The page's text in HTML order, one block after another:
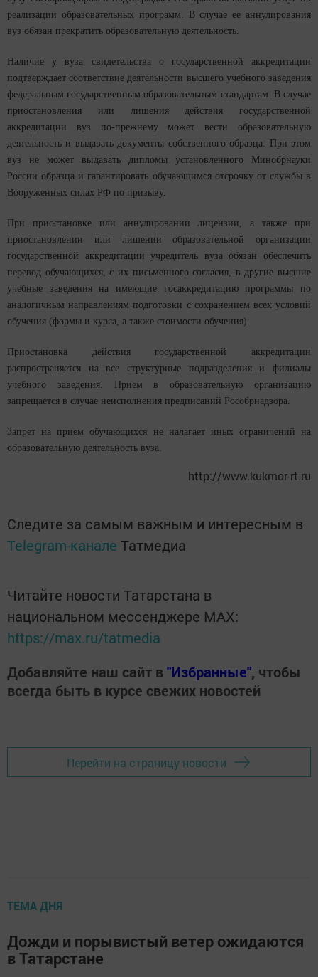
реализации образовательных программ. В случае ее аннулирования
вуз обязан прекратить образовательную деятельность.
Наличие у вуза свидетельства о государственной аккредитации
подтверждает соответствие деятельности высшего учебного заведения
федеральным государственным образовательным стандартам. В случае
приостановления или лишения действия государственной
аккредитации вуз по-прежнему может вести образовательную
деятельность и выдавать документы собственного образца. При этом
вуз не может выдавать дипломы установленного Минобрнауки
России образца и гарантировать обучающимся отсрочку от службы в
Вооруженных силах РФ по призыву.
При приостановке или аннулировании лицензии, а также при
приостановлении или лишении образовательной организации
государственной аккредитации учредитель вуза обязан обеспечить
перевод обучающихся, с их письменного согласия, в другие высшие
учебные заведения на имеющие госаккредитацию программы по
аналогичным направлениям подготовки с сохранением всех условий
обучения (формы и курса, а также стоимости обучения).
Приостановка действия государственной аккредитации
распространяется на все структурные подразделения и филиалы
учебного заведения. Прием в образовательную организацию
запрещается в случае неисполнения предписаний Рособрнадзора.
Запрет на прием обучающихся не налагает иных ограничений на
образовательную деятельность вуза.
http://www.kukmor-rt.ru
Следите за самым важным и интересным в
Telegram-канале Татмедиа
Читайте новости Татарстана в
национальном мессенджере MАХ:
https://max.ru/tatmedia
Добавляйте наш сайт в"Избранные", чтобы
всегда быть в курсе свежих новостей
Перейти на страницу новости
ТЕМА ДНЯ
Дожди и порывистый ветер ожидаются
в Татарстане